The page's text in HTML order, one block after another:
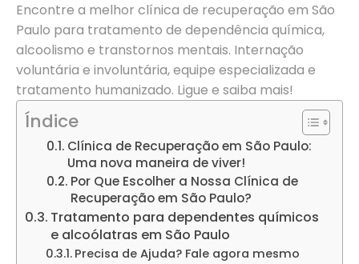
Encontre a melhor clínica de recuperação em São
Paulo para tratamento de dependência química,
alcoolismo e transtornos mentais. Internação
voluntária e involuntária, equipe especializada e
tratamento humanizado. Ligue e saiba mais!
Índice
Clínica de Recuperação em São Paulo:
Uma nova maneira de viver!
Por Que Escolher a Nossa Clínica de
Recuperação em São Paulo?
Tratamento para dependentes químicos
e alcoólatras em São Paulo
Precisa de Ajuda? Fale agora mesmo